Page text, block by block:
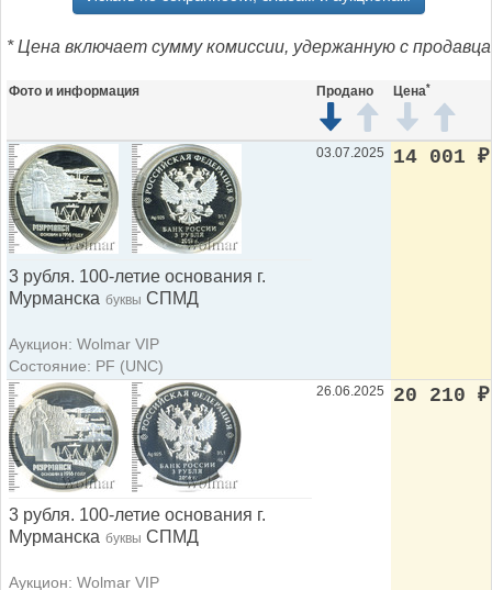
* Цена включает сумму комиссии, удержанную с продавца
Фото и информация Продано Цена*
3 рубля. 100-летие основания г.
Мурманска буквы СПМД
Аукцион: Wolmar VIP
Состояние: PF (UNC)
03.07.2025 14 001 ₽
3 рубля. 100-летие основания г.
Мурманска буквы СПМД
Аукцион: Wolmar VIP
26.06.2025 20 210 ₽